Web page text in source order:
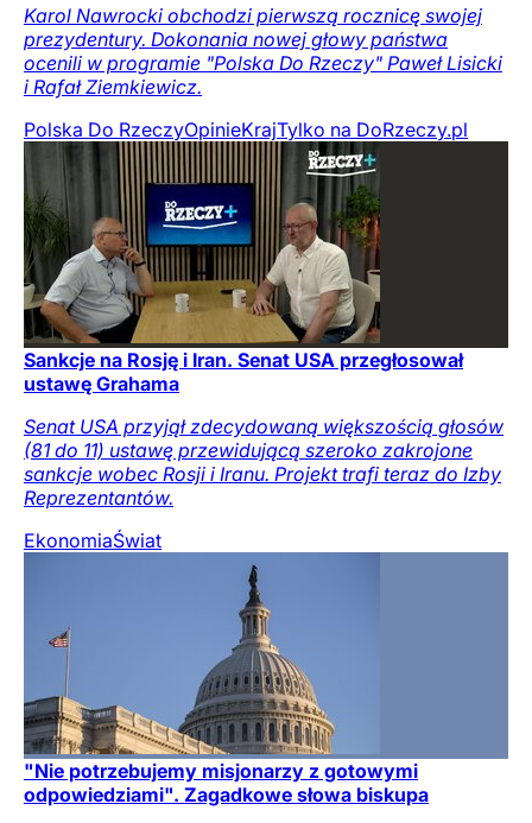
Karol Nawrocki obchodzi pierwszą rocznicę swojej
prezydentury. Dokonania nowej głowy państwa
ocenili w programie "Polska Do Rzeczy" Paweł Lisicki
i Rafał Ziemkiewicz.
Polska Do RzeczyOpinieKrajTylko na DoRzeczy.pl
Sankcje na Rosję i Iran. Senat USA przegłosował
ustawę Grahama
Senat USA przyjął zdecydowaną większością głosów
(81 do 11) ustawę przewidującą szeroko zakrojone
sankcje wobec Rosji i Iranu. Projekt trafi teraz do Izby
Reprezentantów.
EkonomiaŚwiat
"Nie potrzebujemy misjonarzy z gotowymi
odpowiedziami". Zagadkowe słowa biskupa